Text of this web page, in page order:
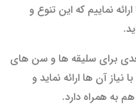
نماییم که این تنوع و
برای سلیقه ها و سن های
آن ها ارائه نماید و
به همراه دارد.